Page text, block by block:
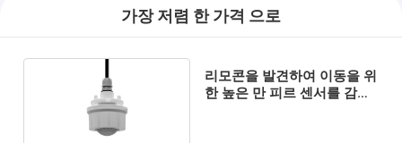
가장 저렴 한 가격 으로
리모콘을 발견하여 이동을 위
한 높은 만 피르 센서를 감광